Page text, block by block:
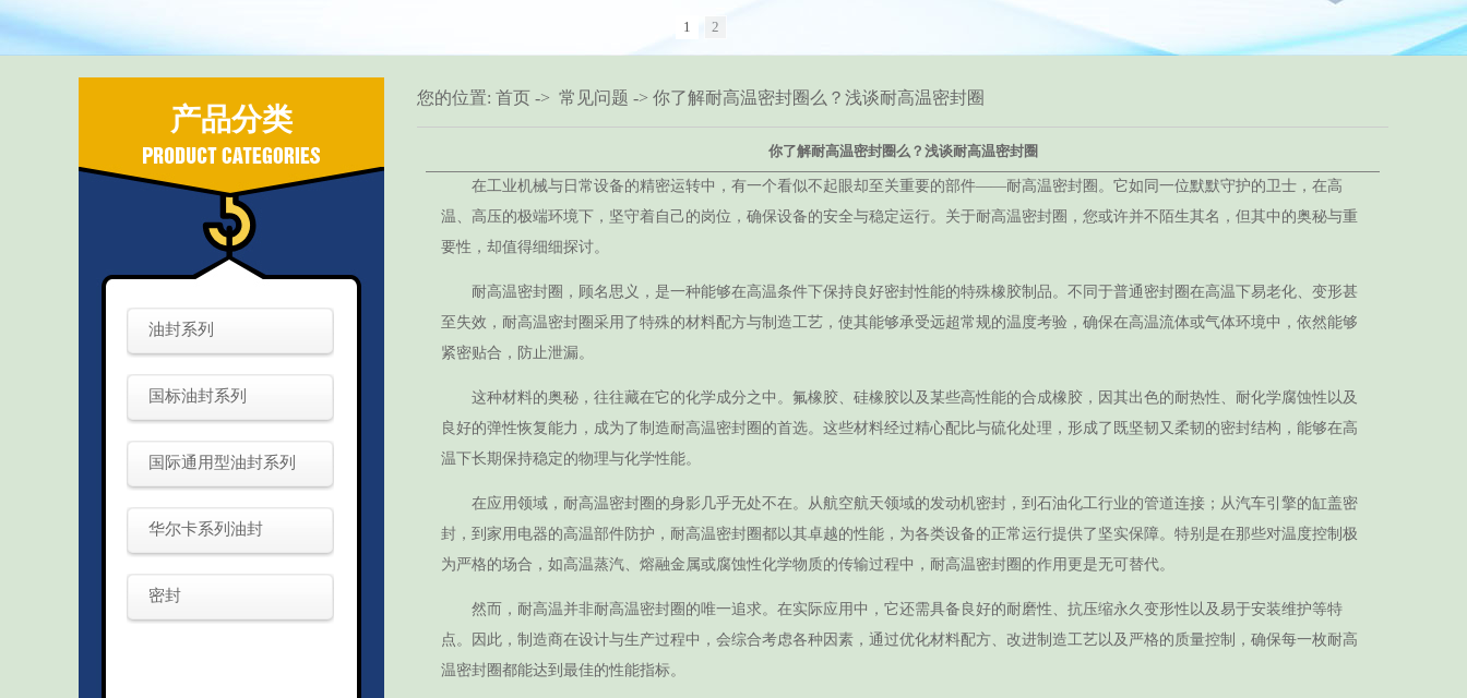
1 2
产品分类
油封系列
国标油封系列
国际通用型油封系列
华尔卡系列油封
密封
您的位置: 首页 -> 常见问题 -> 你了解耐高温密封圈么？浅谈耐高温密封圈
你了解耐高温密封圈么？浅谈耐高温密封圈
在工业机械与日常设备的精密运转中，有一个看似不起眼却至关重要的部件——耐高温密封圈。它如同一位默默守护的卫士，在高
温、高压的极端环境下，坚守着自己的岗位，确保设备的安全与稳定运行。关于耐高温密封圈，您或许并不陌生其名，但其中的奥秘与重
要性，却值得细细探讨。
耐高温密封圈，顾名思义，是一种能够在高温条件下保持良好密封性能的特殊橡胶制品。不同于普通密封圈在高温下易老化、变形甚
至失效，耐高温密封圈采用了特殊的材料配方与制造工艺，使其能够承受远超常规的温度考验，确保在高温流体或气体环境中，依然能够
紧密贴合，防止泄漏。
这种材料的奥秘，往往藏在它的化学成分之中。氟橡胶、硅橡胶以及某些高性能的合成橡胶，因其出色的耐热性、耐化学腐蚀性以及
良好的弹性恢复能力，成为了制造耐高温密封圈的首选。这些材料经过精心配比与硫化处理，形成了既坚韧又柔韧的密封结构，能够在高
温下长期保持稳定的物理与化学性能。
在应用领域，耐高温密封圈的身影几乎无处不在。从航空航天领域的发动机密封，到石油化工行业的管道连接；从汽车引擎的缸盖密
封，到家用电器的高温部件防护，耐高温密封圈都以其卓越的性能，为各类设备的正常运行提供了坚实保障。特别是在那些对温度控制极
为严格的场合，如高温蒸汽、熔融金属或腐蚀性化学物质的传输过程中，耐高温密封圈的作用更是无可替代。
然而，耐高温并非耐高温密封圈的唯一追求。在实际应用中，它还需具备良好的耐磨性、抗压缩永久变形性以及易于安装维护等特
点。因此，制造商在设计与生产过程中，会综合考虑各种因素，通过优化材料配方、改进制造工艺以及严格的质量控制，确保每一枚耐高
温密封圈都能达到最佳的性能指标。